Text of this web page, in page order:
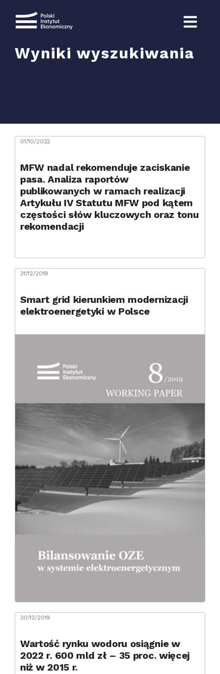
Wyniki wyszukiwania
01/10/2022
MFW nadal rekomenduje zaciskanie
pasa. Analiza raportów
publikowanych w ramach realizacji
Artykułu IV Statutu MFW pod kątem
częstości słów kluczowych oraz tonu
rekomendacji
31/12/2019
Smart grid kierunkiem modernizacji
elektroenergetyki w Polsce
30/12/2019
Wartość rynku wodoru osiągnie w
2022 r. 600 mld zł – 35 proc. więcej
niż w 2015 r.